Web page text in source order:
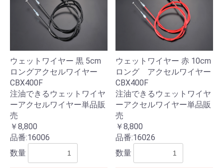
ウェットワイヤー 黒 5cm
ロングアクセルワイヤー
CBX400F
注油できるウェットワイヤ
ーアクセルワイヤー単品販
売
￥8,800
品番:16006
数量
ウェットワイヤー 赤 10cm
ロング アクセルワイヤー
CBX400F
注油できるウェットワイヤ
ーアクセルワイヤー単品販
売
￥8,800
品番:16026
数量